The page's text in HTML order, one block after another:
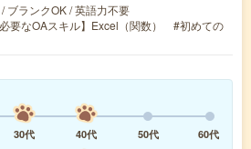
ブランクOK / 英語力不要
要なOAスキル】Excel（関数） #初めての
30代 40代 50代
60代